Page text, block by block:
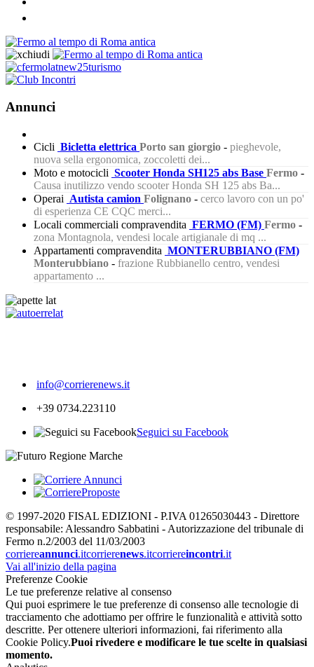
Annunci
Cicli Bicletta elettrica Porto san giorgio - pieghevole,
nuova sella ergonomica, zoccoletti dei...
Moto e motocicli Scooter Honda SH125 abs Base Fermo -
Causa inutilizzo vendo scooter Honda SH 125 abs Ba...
Operai Autista camion Folignano - cerco lavoro con un po'
di esperienza CE CQC merci...
Locali commerciali compravendita FERMO (FM) Fermo -
zona Montagnola, vendesi locale artigianale di mq ...
Appartamenti compravendita MONTERUBBIANO (FM)
Monterubbiano - frazione Rubbianello centro, vendesi
appartamento ...
info@corrierenews.it
+39 0734.223110
Seguici su Facebook
© 1997-2020 FISAL EDIZIONI - P.IVA 01265030443 - Direttore
responsabile: Alessandro Sabbatini - Autorizzazione del tribunale di
Fermo n.2/2003 del 11/03/2003
corriereannunci.itcorrierenews.itcorriereincontri.it
Vai all'inizio della pagina
Preferenze Cookie
Le tue preferenze relative al consenso
Qui puoi esprimere le tue preferenze di consenso alle tecnologie di
tracciamento che adottiamo per offrire le funzionalità e attività sotto
descritte. Per ottenere ulteriori informazioni, fai riferimento alla
Cookie Policy.Puoi rivedere e modificare le tue scelte in qualsiasi
momento.